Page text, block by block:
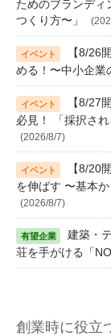
ためのブランディ
つくり方〜」
【8/26
める！〜中小企業
【8/27
必見！ 「採択さ
(2026/8/7)
【8/20
を伸ばす 〜基本
(2026/8/7)
建築・
荘を手がける「
創業時に役立